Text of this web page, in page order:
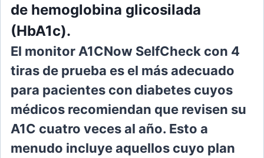
de hemoglobina glicosilada
(HbA1c).
El monitor A1CNow SelfCheck con 4
tiras de prueba es el más adecuado
para pacientes con diabetes cuyos
médicos recomiendan que revisen su
A1C cuatro veces al año. Esto a
menudo incluye aquellos cuyo plan